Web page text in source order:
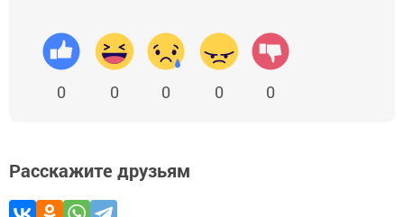
0 0 0 0 0
Расскажите друзьям